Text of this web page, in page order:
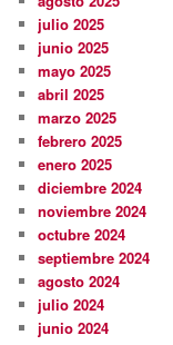
julio 2025
junio 2025
mayo 2025
abril 2025
marzo 2025
febrero 2025
enero 2025
diciembre 2024
noviembre 2024
octubre 2024
septiembre 2024
agosto 2024
julio 2024
junio 2024